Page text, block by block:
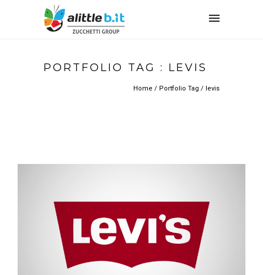
PORTFOLIO TAG : LEVIS
Home / Portfolio Tag / levis
LEVI’S MAGICMIRROR
Interactive Installation